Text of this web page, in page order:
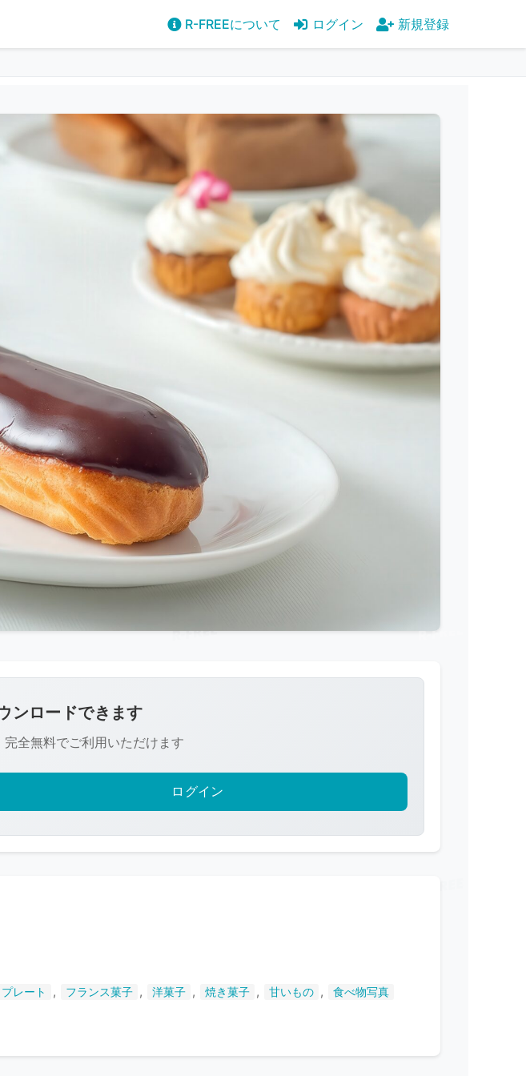
R-FREEについて ログイン 新規登録
ンロードできます
全無料でご利用いただけます
ログイン
レート , フランス菓子 , 洋菓子 , 焼き菓子 , 甘いもの , 食べ物写真